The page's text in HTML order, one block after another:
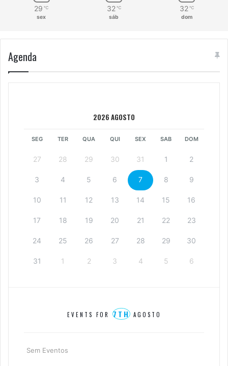
29 ℃
sex
32 ℃
sáb
32 ℃
dom
Agenda
2026 AGOSTO
SEG TER QUA QUI SEX SAB DOM
27 28 29 30 31 1 2
3 4 5 6 7 8 9
10 11 12 13 14 15 16
17 18 19 20 21 22 23
24 25 26 27 28 29 30
31 1 2 3 4 5 6
EVENTS FOR 7THAGOSTO
Sem Eventos